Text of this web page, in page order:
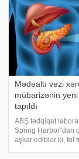
Mədəaltı vəzi
mübarizənin
tapıldı
ABŞ tədqiqat
Spring Harbor"dan
aşkar ediblər ki, fol